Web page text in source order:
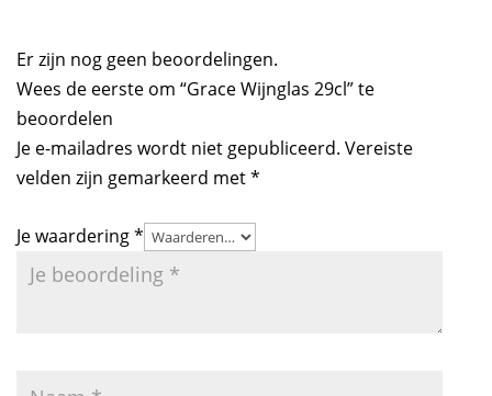
Er zijn nog geen beoordelingen.
Wees de eerste om “Grace Wijnglas 29cl” te
beoordelen
Je e-mailadres wordt niet gepubliceerd. Vereiste
velden zijn gemarkeerd met*
Je waardering*